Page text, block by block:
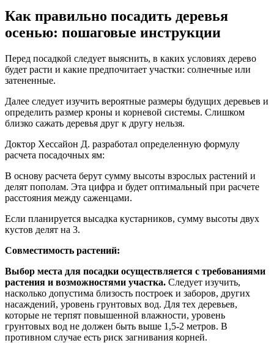
Как правильно посадить деревья
осенью: пошаговые инструкции
Перед посадкой следует выяснить, в каких условиях дерево
будет расти и какие предпочитает участки: солнечные или
затененные.
Далее следует изучить вероятные размеры будущих деревьев и
определить размер кроны и корневой системы. Слишком
близко сажать деревья друг к другу нельзя.
Доктор Хессайон Д. разработал определенную формулу
расчета посадочных ям:
В основу расчета берут сумму высоты взрослых растений и
делят пополам. Эта цифра и будет оптимальный при расчете
расстояния между саженцами.
Если планируется высадка кустарников, сумму высоты двух
кустов делят на 3.
Совместимость растений:
Выбор места для посадки осуществляется с требованиями
растения и возможностями участка. Следует изучить,
насколько допустима близость построек и заборов, других
насаждений, уровень грунтовых вод. Для тех деревьев,
которые не терпят повышенной влажности, уровень
грунтовых вод не должен быть выше 1,5-2 метров. В
противном случае есть риск загнивания корней.